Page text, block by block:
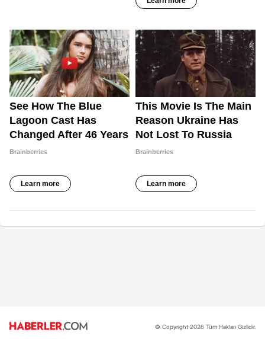
© Copyright 2026 Tüm Hakları Gizlidir.